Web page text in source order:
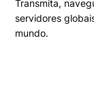
Transmita,
servidores
mundo.